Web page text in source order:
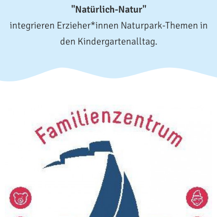
"Natürlich-Natur"
integrieren Erzieher*innen Naturpark-Themen in
den Kindergartenalltag.